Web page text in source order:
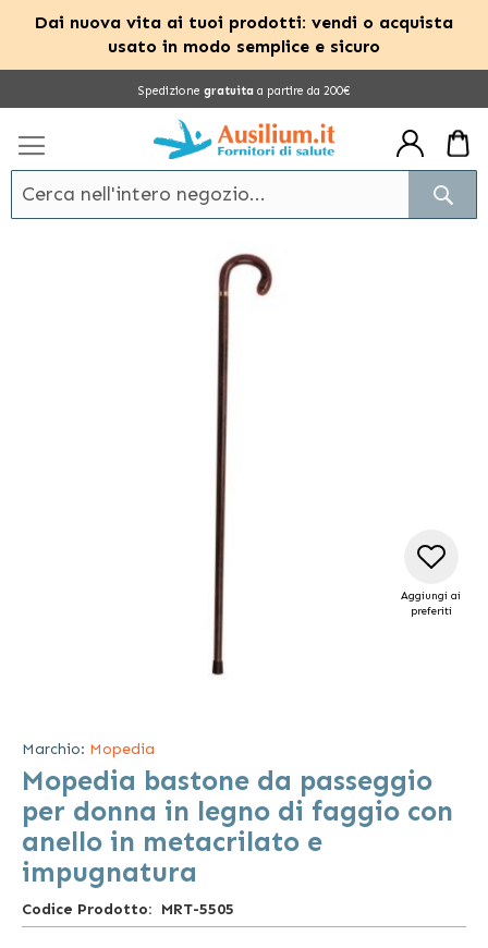
Dai nuova vita ai tuoi prodotti: vendi o acquista
usato in modo semplice e sicuro
Spedizione gratuita a partire da 200€
galleria
di
immagini
Aggiungi ai
preferiti
Marchio: Mopedia
Mopedia bastone da passeggio
per donna in legno di faggio con
anello in metacrilato e
impugnatura
Codice Prodotto MRT-5505